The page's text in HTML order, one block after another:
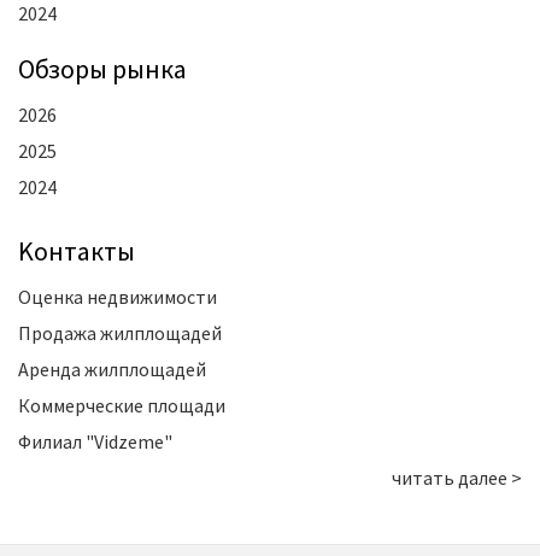
2024
Oбзоры рынка
2026
2025
2024
Kонтакты
Оценка недвижимости
Продажа жилплощадей
Аренда жилплощадей
Коммерческие площади
Филиал "Vidzeme"
читать далее >